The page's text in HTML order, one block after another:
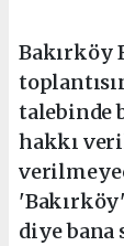
Bakırköy
talebinde
hakkı
diye bana